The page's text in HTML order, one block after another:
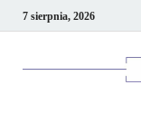
7 sierpnia, 2026